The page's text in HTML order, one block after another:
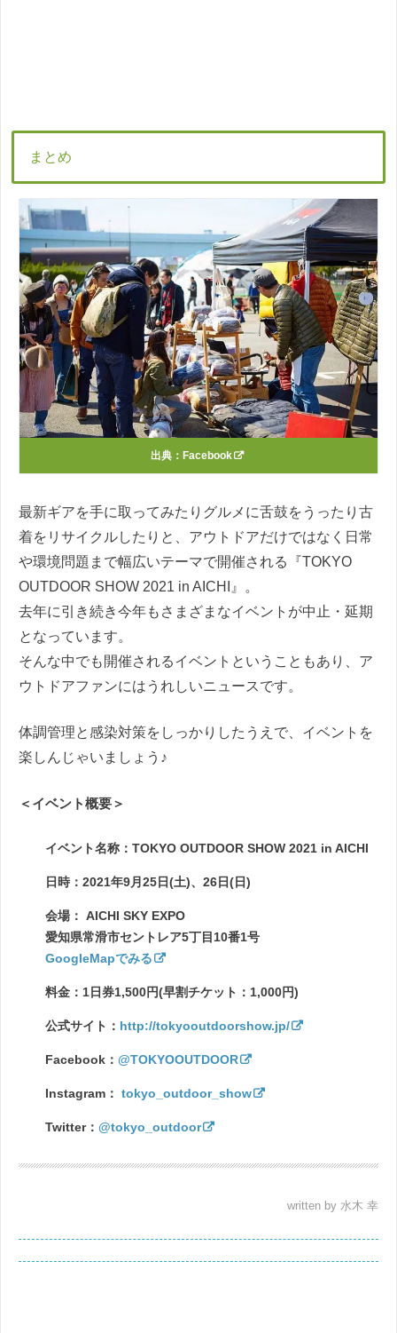
まとめ
出典： Facebook
最新ギアを手に取ってみたりグルメに舌鼓をうったり古
着をリサイクルしたりと、アウトドアだけではなく日常
や環境問題まで幅広いテーマで開催される『TOKYO
OUTDOOR SHOW 2021 in AICHI』。
去年に引き続き今年もさまざまなイベントが中止・延期
となっています。
そんな中でも開催されるイベントということもあり、ア
ウトドアファンにはうれしいニュースです。
体調管理と感染対策をしっかりしたうえで、イベントを
楽しんじゃいましょう♪
＜イベント概要＞
イベント名称：TOKYO OUTDOOR SHOW 2021 in AICHI
日時：2021年9月25日(土)、26日(日)
会場： AICHI SKY EXPO
愛知県常滑市セントレア5丁目10番1号
GoogleMapでみる
料金：1日券1,500円(早割チケット：1,000円)
公式サイト： http://tokyooutdoorshow.jp/
Facebook： @TOKYOOUTDOOR
Instagram： tokyo_outdoor_show
Twitter： @tokyo_outdoor
written by 水木 幸